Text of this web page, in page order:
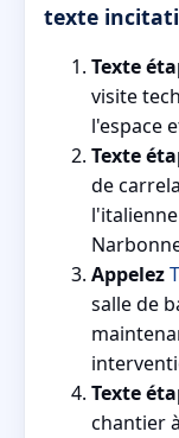
texte
Texte
visite
l'espace
Texte
de
Appelez
salle de
Texte
chantier